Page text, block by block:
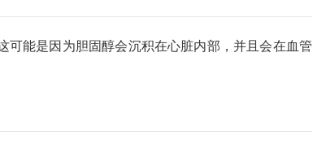
可能是因为胆固醇会沉积在心脏内部，并且会在血管